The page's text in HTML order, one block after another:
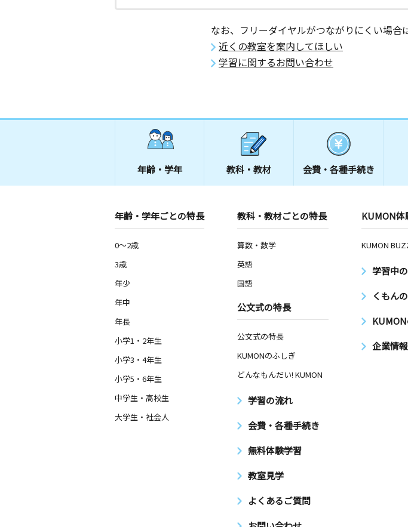
なお、フリーダイヤルがつながりにくい場合
近くの教室を案内してほしい
学習に関するお問い合わせ
年齢・学年 教科・教材 会費・ 各種手続き
年齢・学年ごとの特長
0～2歳
3歳
年少
年中
年長
小学1・2年生
小学3・4年生
小学5・6年生
中学生・高校生
大学生・社会人
教科・教材ごとの特長
算数・数学
英語
国語
公文式の特長
公文式の特長
KUMONのふしぎ
どんなもんだい! KUMON
学習の流れ
会費・各種手続き
無料体験学習
教室見学
よくあるご質問
KUMON体
KUMON
学習中
くもん
企業情報